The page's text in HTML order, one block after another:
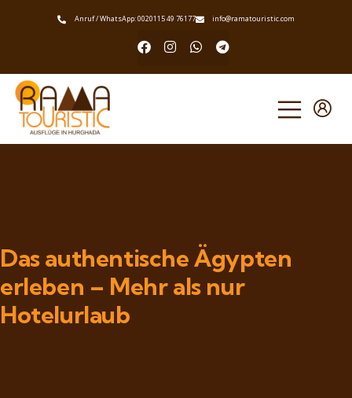
Anruf / WhatsApp: 0020115 49 76177 info@ramatouristic.com
Das authentische Ägypten
erleben – Mehr als nur
Hotelurlaub